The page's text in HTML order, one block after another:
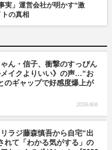
実」運営会社が明かす“激
トの真相
ん・信子、衝撃のすっぴん
イクよりいい》の声…“お
のギャップで好感度爆上が
2026/8/6
ラジ藤森慎吾から自宅“出
れて「わかる気がする」の